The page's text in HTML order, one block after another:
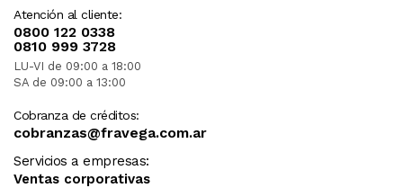
Atención al cliente:
0800 122 0338
0810 999 3728
LU-VI de 09:00 a 18:00
SA de 09:00 a 13:00
Cobranza de créditos:
cobranzas@fravega.com.ar
Servicios a empresas:
Ventas corporativas